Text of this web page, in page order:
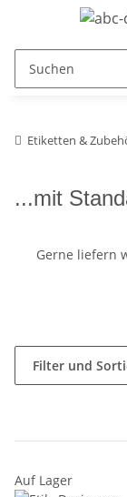
Etiketten &
...mit
Gerne liefern
Filter und
Auf Lager